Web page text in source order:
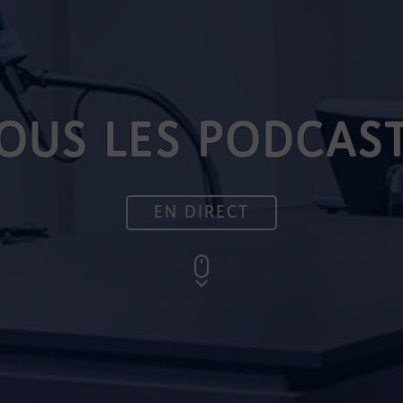
LES
EN DIRECT